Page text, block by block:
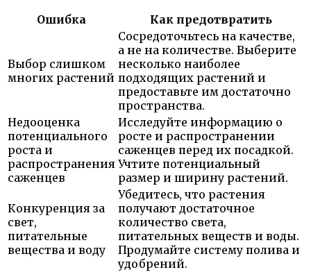
Ошибка
Как предотвратить
Выбор слишком
многих растений
Сосредоточьтесь на качестве,
а не на количестве. Выберите
несколько наиболее
подходящих растений и
предоставьте им достаточно
пространства.
Недооценка
потенциального
роста и
распространения
саженцев
Исследуйте информацию о
росте и распространении
саженцев перед их посадкой.
Учтите потенциальный
размер и ширину растений.
Конкуренция за
свет,
питательные
вещества и воду
Убедитесь, что растения
получают достаточное
количество света,
питательных веществ и воды.
Продумайте систему полива и
удобрений.